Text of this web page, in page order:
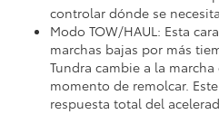
controlar dónde se
Modo TOW/HAUL: Esta
marchas bajas por más
Tundra cambie a la
momento de remolcar.
respuesta total del